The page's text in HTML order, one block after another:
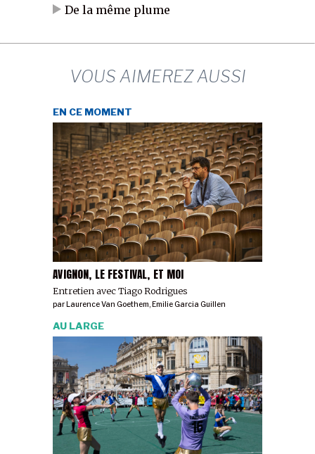
De la même plume
VOUS AIMEREZ AUSSI
AVIGNON, LE FESTIVAL, ET MOI
Entretien avec Tiago Rodrigues
EN CE MOMENT
par Laurence Van Goethem, Emilie Garcia Guillen
AU LARGE